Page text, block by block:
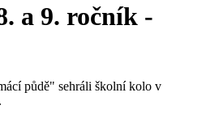
a 9. ročník -
půdě" sehráli školní kolo v